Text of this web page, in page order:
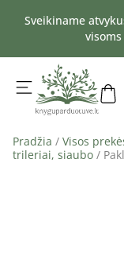
Sveikiname
Pradžia / Visos
trileriai, siaubo /